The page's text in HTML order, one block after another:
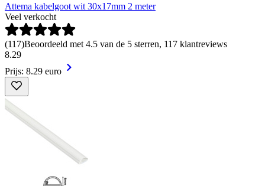
Attema kabelgoot wit 30x17mm 2 meter
Veel verkocht
(117)Beoordeeld met 4.5 van de 5 sterren, 117 klantreviews
8.29
Prijs: 8.29 euro